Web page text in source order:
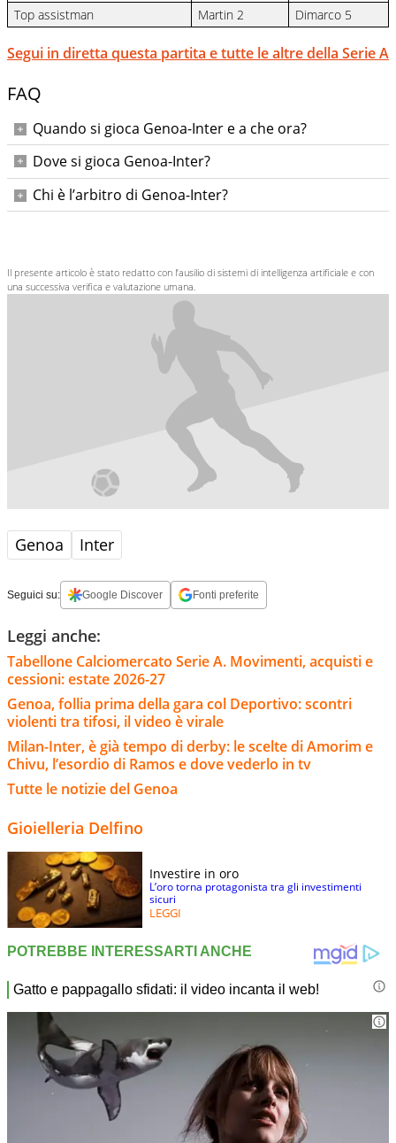
Top assistman
Martin 2 Dimarco 5
Segui in diretta questa partita e tutte le altre della Serie A
FAQ
Quando si gioca Genoa-Inter e a che ora?
Domenica 14 dicembre 2025 alle ore 18:00.
Dove si gioca Genoa-Inter?
Allo Stadio Comunale Luigi Ferraris di Genova.
Chi è l’arbitro di Genoa-Inter?
Il presente articolo è stato redatto con l’ausilio di sistemi di intelligenza artificiale e con
una successiva verifica e valutazione umana.
Genoa Inter
Seguici su: Google Discover Fonti preferite
Leggi anche:
Tabellone Calciomercato Serie A. Movimenti, acquisti e
cessioni: estate 2026-27
Genoa, follia prima della gara col Deportivo: scontri
violenti tra tifosi, il video è virale
Milan-Inter, è già tempo di derby: le scelte di Amorim e
Chivu, l’esordio di Ramos e dove vederlo in tv
Tutte le notizie del Genoa
Gioielleria Delfino
Investire in oro
L’oro torna protagonista tra gli investimenti
sicuri
LEGGI